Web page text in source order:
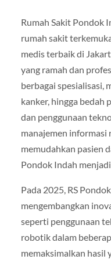
Rumah Sakit Pondok
rumah sakit
medis terbaik di
yang ramah dan
berbagai spesialisasi,
kanker, hingga bedah
dan penggunaan
manajemen informasi
memudahkan pasien
Pondok Indah
Pada 2025, RS
mengembangkan
seperti penggunaan
robotik dalam
memaksimalkan hasil